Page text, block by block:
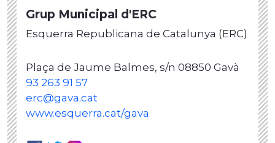
Grup Municipal d'ERC
Esquerra Republicana de Catalunya (ERC)
Plaça de Jaume Balmes, s/n 08850 Gavà
93 263 91 57
erc@gava.cat
www.esquerra.cat/gava